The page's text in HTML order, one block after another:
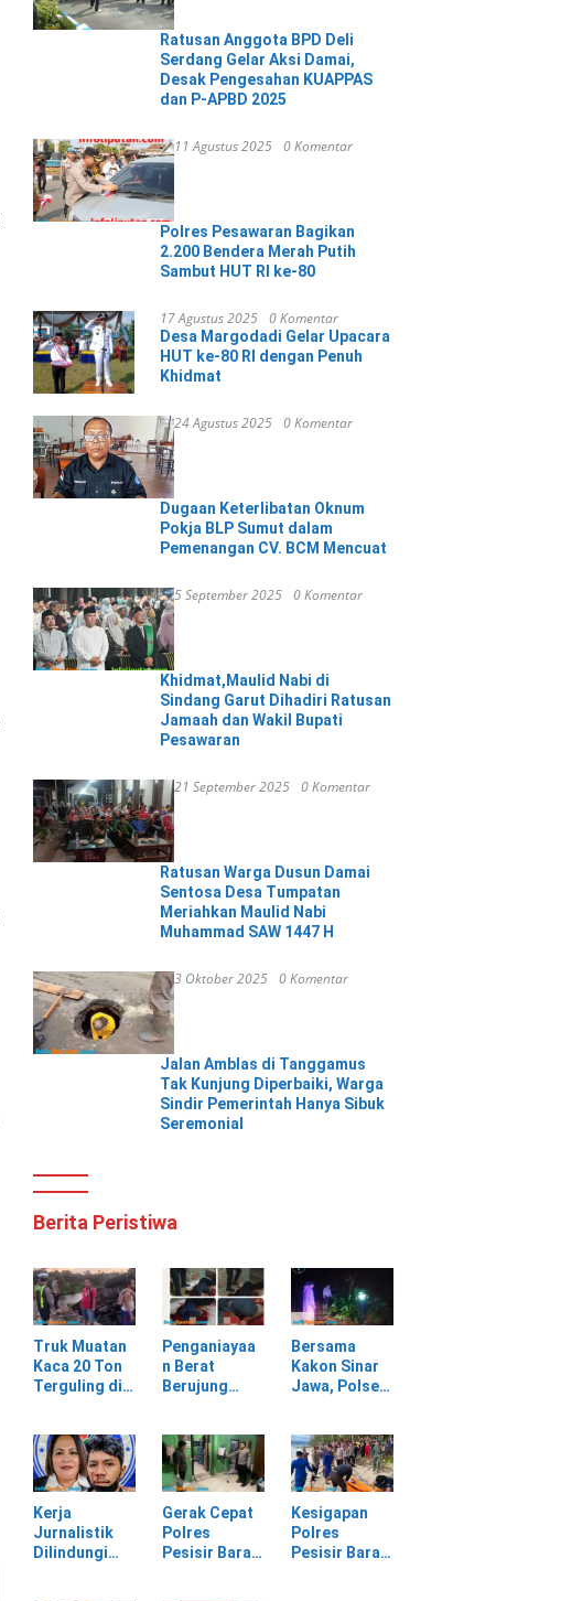
Ratusan Anggota BPD Deli
Serdang Gelar Aksi Damai,
Desak Pengesahan KUAPPAS
dan P-APBD 2025
11 Agustus 2025 0 Komentar
Polres Pesawaran Bagikan
2.200 Bendera Merah Putih
Sambut HUT RI ke-80
17 Agustus 2025 0 Komentar
Desa Margodadi Gelar Upacara
HUT ke-80 RI dengan Penuh
Khidmat
24 Agustus 2025 0 Komentar
Dugaan Keterlibatan Oknum
Pokja BLP Sumut dalam
Pemenangan CV. BCM Mencuat
5 September 2025 0 Komentar
Khidmat,Maulid Nabi di
Sindang Garut Dihadiri Ratusan
Jamaah dan Wakil Bupati
Pesawaran
21 September 2025 0 Komentar
Ratusan Warga Dusun Damai
Sentosa Desa Tumpatan
Meriahkan Maulid Nabi
Muhammad SAW 1447 H
3 Oktober 2025 0 Komentar
Jalan Amblas di Tanggamus
Tak Kunjung Diperbaiki, Warga
Sindir Pemerintah Hanya Sibuk
Seremonial
Berita Peristiwa
Truk Muatan
Kaca 20 Ton
Terguling di
Kali
Bambang,
Pesisir Barat
Penganiayaa
n Berat
Berujung
Lingga Tewas
di Rumah
Sendiri
Bersama
Kakon Sinar
Jawa, Polsek
Gerak Cepat
Evakuasi
Material
Longsor
Kerja
Jurnalistik
Dilindungi
Gerak Cepat
Polres
Pesisir Barat
Kesigapan
Polres
Pesisir Barat